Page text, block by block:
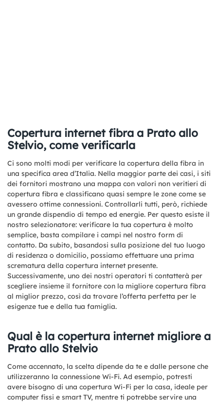
Copertura internet fibra a Prato allo
Stelvio, come verificarla
Ci sono molti modi per verificare la copertura della fibra in
una specifica area d’Italia. Nella maggior parte dei casi, i siti
dei fornitori mostrano una mappa con valori non veritieri di
copertura fibra e classificano quasi sempre le zone come se
avessero ottime connessioni. Controllarli tutti, però, richiede
un grande dispendio di tempo ed energie. Per questo esiste il
nostro selezionatore: verificare la tua copertura è molto
semplice, basta compilare i campi nel nostro form di
contatto. Da subito, basandosi sulla posizione del tuo luogo
di residenza o domicilio, possiamo effettuare una prima
scrematura della copertura internet presente.
Successivamente, uno dei nostri operatori ti contatterà per
scegliere insieme il fornitore con la migliore copertura fibra
al miglior prezzo, così da trovare l’offerta perfetta per le
esigenze tue e della tua famiglia.
Qual è la copertura internet migliore a
Prato allo Stelvio
Come accennato, la scelta dipende da te e dalle persone che
utilizzeranno la connessione Wi-Fi. Ad esempio, potresti
avere bisogno di una copertura Wi-Fi per la casa, ideale per
computer fissi e smart TV, mentre ti potrebbe servire una